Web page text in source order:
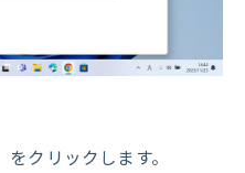
をクリックします。